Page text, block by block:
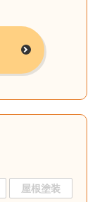
屋根塗装